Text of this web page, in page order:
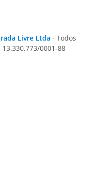
Livre Ltda - Todos
13.330.773/0001-88